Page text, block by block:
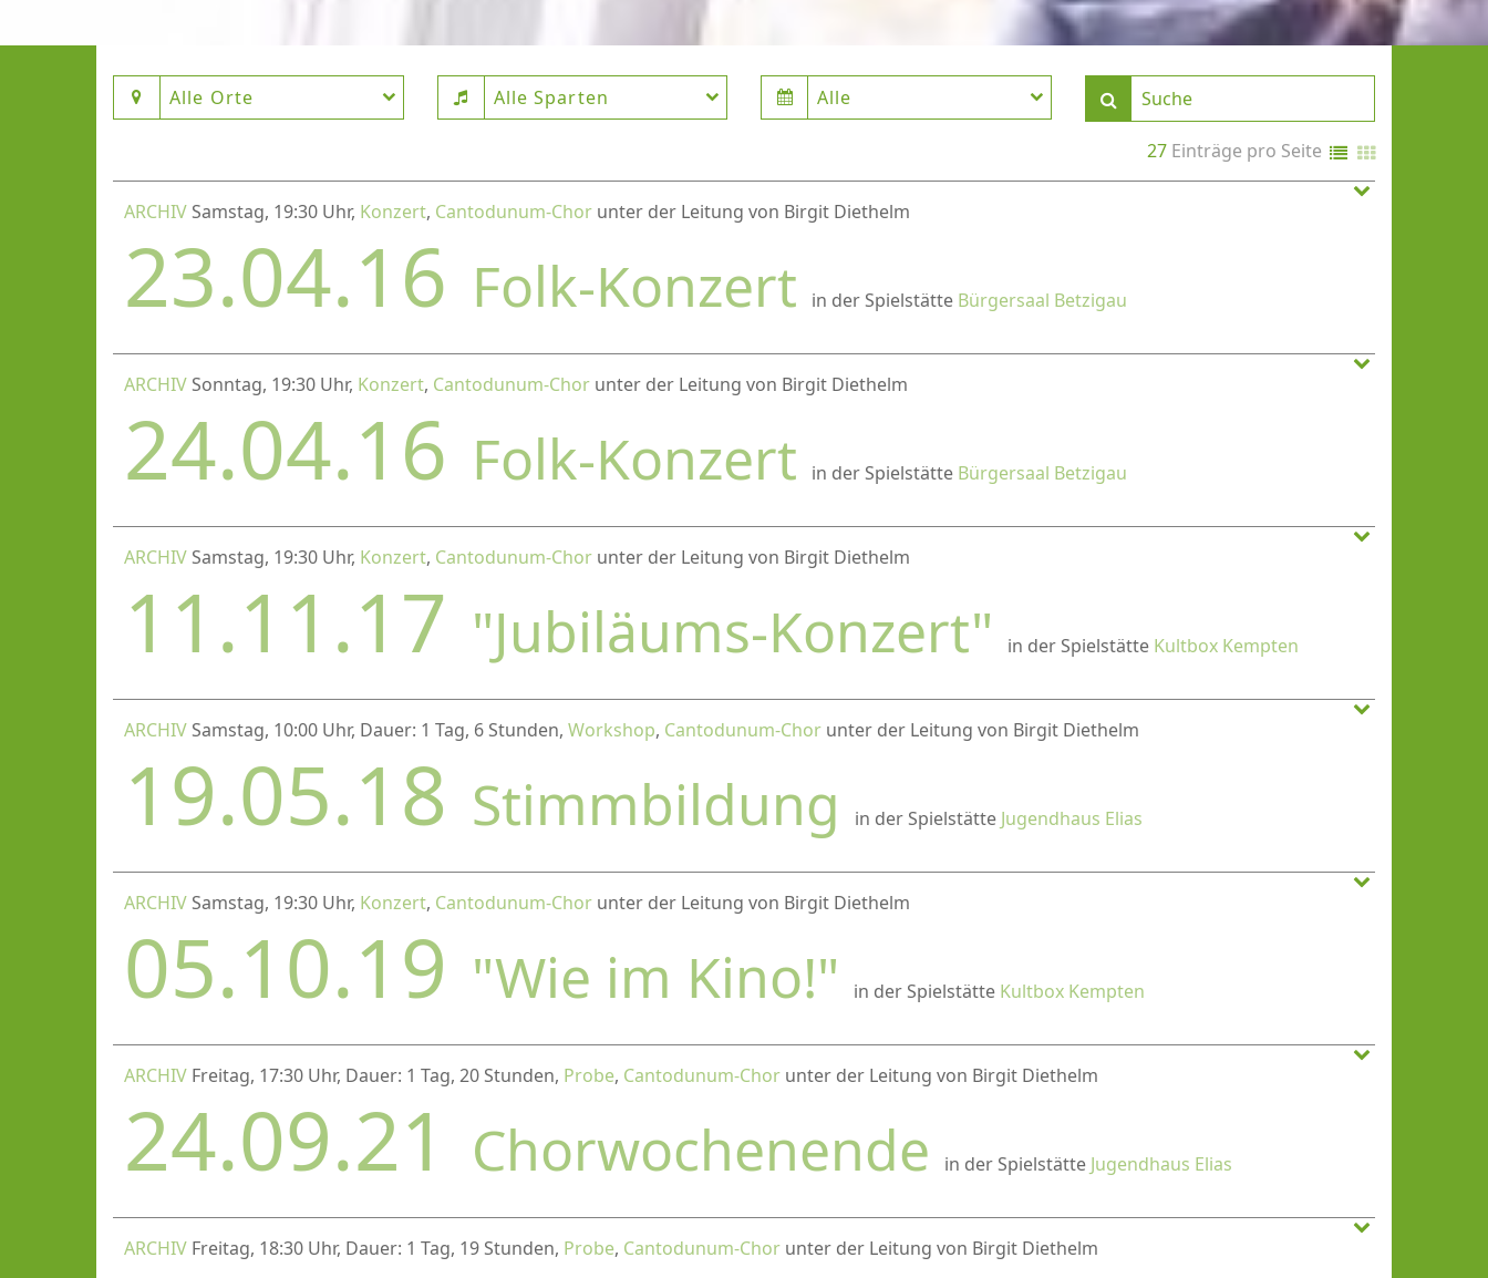
Alle Orte Alle Sparten Alle
27 Einträge pro Seite
ARCHIVSamstag, 19:30 Uhr, Konzert, Cantodunum-Chor unter der Leitung von Birgit Diethelm
23.04.16 Folk-Konzert in der Spielstätte Bürgersaal Betzigau
ARCHIVSonntag, 19:30 Uhr, Konzert, Cantodunum-Chor unter der Leitung von Birgit Diethelm
24.04.16 Folk-Konzert in der Spielstätte Bürgersaal Betzigau
ARCHIVSamstag, 19:30 Uhr, Konzert, Cantodunum-Chor unter der Leitung von Birgit Diethelm
11.11.17 "Jubiläums-Konzert" in der Spielstätte Kultbox Kempten
ARCHIVSamstag, 10:00 Uhr, Dauer: 1 Tag, 6 Stunden, Workshop, Cantodunum-Chor unter der Leitung von Birgit Diethelm
19.05.18 Stimmbildung in der Spielstätte Jugendhaus Elias
ARCHIVSamstag, 19:30 Uhr, Konzert, Cantodunum-Chor unter der Leitung von Birgit Diethelm
05.10.19 "Wie im Kino!" in der Spielstätte Kultbox Kempten
ARCHIV Freitag, 17:30 Uhr, Dauer: 1 Tag, 20 Stunden, Probe, Cantodunum-Chor unter der Leitung von Birgit Diethelm
24.09.21 Chorwochenende in der Spielstätte Jugendhaus Elias
ARCHIV Freitag, 18:30 Uhr, Dauer: 1 Tag, 19 Stunden, Probe, Cantodunum-Chor unter der Leitung von Birgit Diethelm